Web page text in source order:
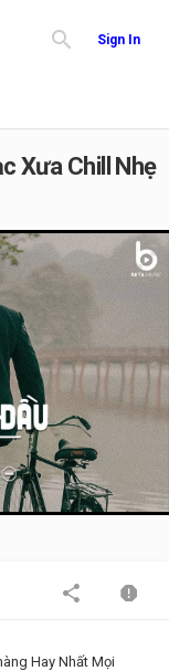
Sign In
Xưa Chill Nhẹ
Hay Nhất Mọi